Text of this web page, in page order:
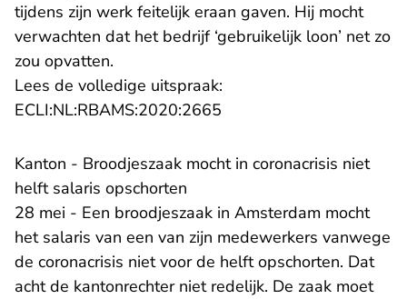
tijdens zijn werk feitelijk eraan gaven. Hij mocht
verwachten dat het bedrijf ‘gebruikelijk loon’ net zo
zou opvatten.
Lees de volledige uitspraak:
ECLI:NL:RBAMS:2020:2665
Kanton - Broodjeszaak mocht in coronacrisis niet
helft salaris opschorten
28 mei - Een broodjeszaak in Amsterdam mocht
het salaris van een van zijn medewerkers vanwege
de coronacrisis niet voor de helft opschorten. Dat
acht de kantonrechter niet redelijk. De zaak moet